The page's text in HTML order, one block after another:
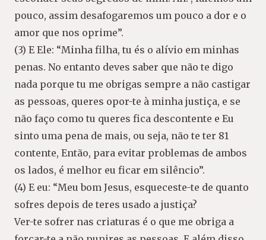
pouco, assim desafogaremos um pouco a dor e o
amor que nos oprime”.
(3) E Ele: “Minha filha, tu és o alívio em minhas
penas. No entanto deves saber que não te digo
nada porque tu me obrigas sempre a não castigar
as pessoas, queres opor-te à minha justiça, e se
não faço como tu queres fica descontente e Eu
sinto uma pena de mais, ou seja, não te ter 81
contente, Então, para evitar problemas de ambos
os lados, é melhor eu ficar em silêncio”.
(4) E eu: “Meu bom Jesus, esqueceste-te de quanto
sofres depois de teres usado a justiça?
Ver-te sofrer nas criaturas é o que me obriga a